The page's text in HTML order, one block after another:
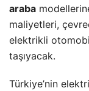
araba
maliyetleri,
elektrikli
taşıyacak.
Türkiye’nin